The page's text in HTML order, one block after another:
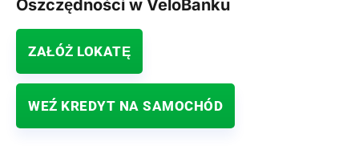
Oszczędności w VeloBanku
ZAŁÓŻ LOKATĘ
WEŹ KREDYT NA SAMOCHÓD